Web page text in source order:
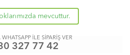
mevcuttur.
WHATSAPP İLE SİPARİŞ VER
327 77 42